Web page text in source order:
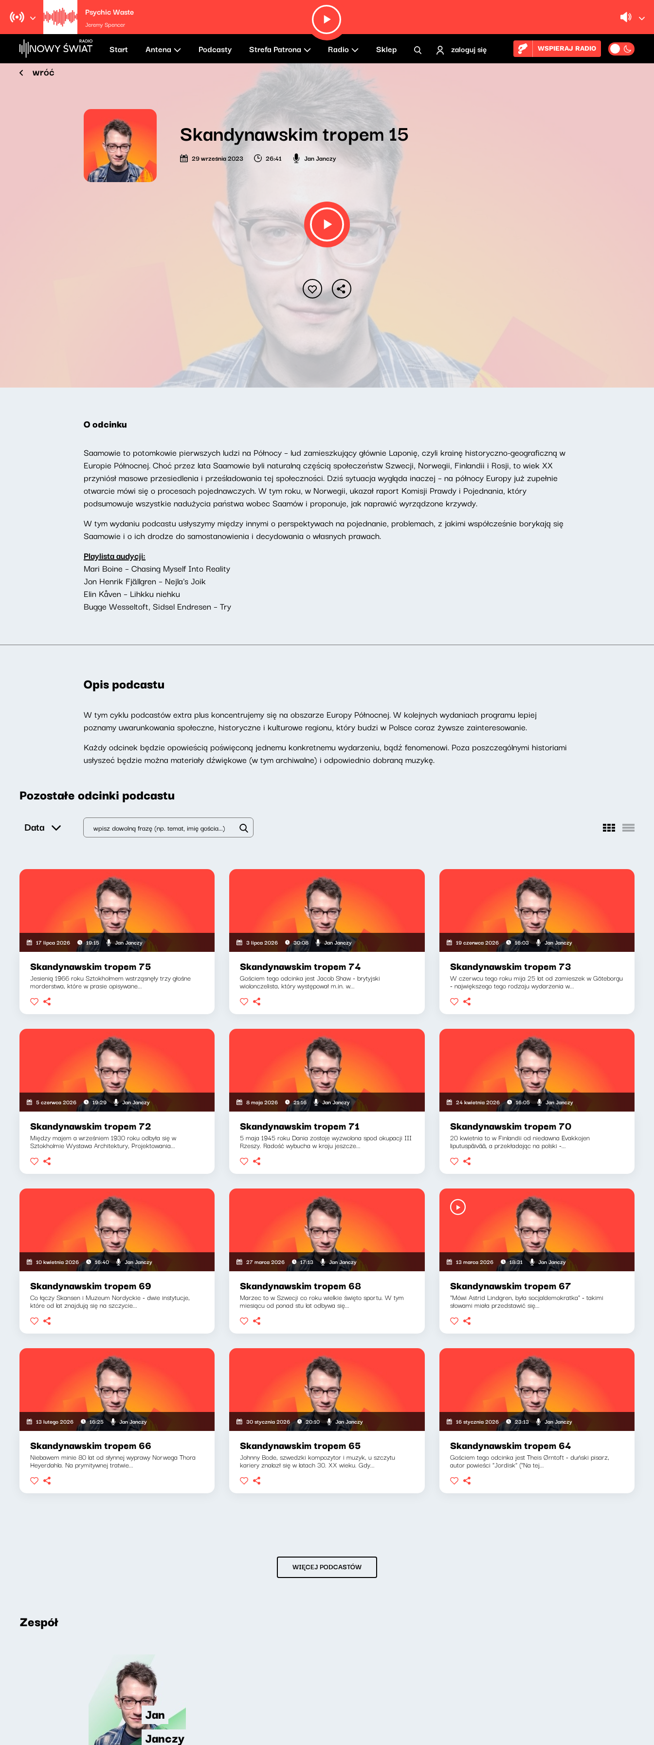
Psychic Waste
Jeremy Spencer
Start Antena Podcasty Strefa Patrona Radio Sklep zaloguj się WSPIERAJ RADIO
wróć
Skandynawskim tropem 15
29 września 2023 26:41 Jan Janczy
O odcinku
Saamowie to potomkowie pierwszych ludzi na Północy – lud zamieszkujący głównie Laponię, czyli krainę historyczno-geograficzną w
Europie Północnej. Choć przez lata Saamowie byli naturalną częścią społeczeństw Szwecji, Norwegii, Finlandii i Rosji, to wiek XX
przyniósł masowe przesiedlenia i prześladowania tej społeczności. Dziś sytuacja wygląda inaczej – na północy Europy już zupełnie
otwarcie mówi się o procesach pojednawczych. W tym roku, w Norwegii, ukazał raport Komisji Prawdy i Pojednania, który
podsumowuje wszystkie nadużycia państwa wobec Saamów i proponuje, jak naprawić wyrządzone krzywdy.
W tym wydaniu podcastu usłyszymy między innymi o perspektywach na pojednanie, problemach, z jakimi współcześnie borykają się
Saamowie i o ich drodze do samostanowienia i decydowania o własnych prawach.
Playlista audycji:
Mari Boine – Chasing Myself Into Reality
Jon Henrik Fjällgren – Nejla's Joik
Elin Kåven – Lihkku niehku
Bugge Wesseltoft, Sidsel Endresen – Try
Opis podcastu
W tym cyklu podcastów extra plus koncentrujemy się na obszarze Europy Północnej. W kolejnych wydaniach programu lepiej
poznamy uwarunkowania społeczne, historyczne i kulturowe regionu, który budzi w Polsce coraz żywsze zainteresowanie.
Każdy odcinek będzie opowieścią poświęconą jednemu konkretnemu wydarzeniu, bądź fenomenowi. Poza poszczególnymi historiami
usłyszeć będzie można materiały dźwiękowe (w tym archiwalne) i odpowiednio dobraną muzykę.
Pozostałe odcinki podcastu
Data
17 lipca 2026 19:15 Jan Janczy
Skandynawskim tropem 75
Jesienią 1966 roku Sztokholmem wstrząsnęły trzy głośne
morderstwa, które w prasie opisywane...
3 lipca 2026 30:08 Jan Janczy
Skandynawskim tropem 74
Gościem tego odcinka jest Jacob Shaw - brytyjski
wiolonczelista, który występował m.in. w...
19 czerwca 2026 16:03 Jan Janczy
Skandynawskim tropem 73
W czerwcu tego roku mija 25 lat od zamieszek w Göteborgu
- największego tego rodzaju wydarzenia w...
5 czerwca 2026 19:29 Jan Janczy
Skandynawskim tropem 72
Między majem a wrześniem 1930 roku odbyła się w
Sztokholmie Wystawa Architektury, Projektowania...
8 maja 2026 21:16 Jan Janczy
Skandynawskim tropem 71
5 maja 1945 roku Dania zostaje wyzwolona spod okupacji III
Rzeszy. Radość wybucha w kraju jeszcze...
24 kwietnia 2026 16:05 Jan Janczy
Skandynawskim tropem 70
20 kwietnia to w Finlandii od niedawna Evakkojen
liputuspäivää, a przekładając na polski -...
10 kwietnia 2026 16:40 Jan Janczy
Skandynawskim tropem 69
Co łączy Skansen i Muzeum Nordyckie - dwie instytucje,
które od lat znajdują się na szczycie...
27 marca 2026 17:13 Jan Janczy
Skandynawskim tropem 68
Marzec to w Szwecji co roku wielkie święto sportu. W tym
miesiącu od ponad stu lat odbywa się...
13 marca 2026 18:31 Jan Janczy
Skandynawskim tropem 67
"Mówi Astrid Lindgren, była socjaldemokratka" - takimi
słowami miała przedstawić się...
13 lutego 2026 16:25 Jan Janczy
Skandynawskim tropem 66
Niebawem minie 80 lat od słynnej wyprawy Norwega Thora
Heyerdahla. Na prymitywnej tratwie...
30 stycznia 2026 20:10 Jan Janczy
Skandynawskim tropem 65
Johnny Bode, szwedzki kompozytor i muzyk, u szczytu
kariery znalazł się w latach 30. XX wieku. Gdy...
16 stycznia 2026 23:13 Jan Janczy
Skandynawskim tropem 64
Gościem tego odcinka jest Theis Ørntoft - duński pisarz,
autor powieści "Jordisk" ("Na tej...
WIĘCEJ PODCASTÓW
Zespół
Jan
Janczy